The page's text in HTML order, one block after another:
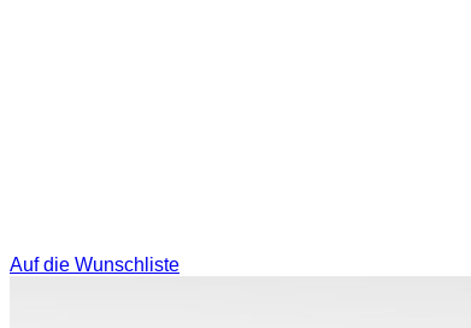
Auf die Wunschliste